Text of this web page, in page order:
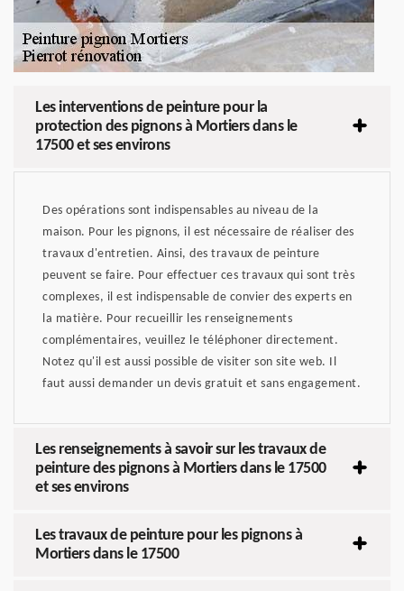
Les interventions de peinture pour la
protection des pignons à Mortiers dans le
17500 et ses environs
Des opérations sont indispensables au niveau de la
maison. Pour les pignons, il est nécessaire de réaliser des
travaux d'entretien. Ainsi, des travaux de peinture
peuvent se faire. Pour effectuer ces travaux qui sont très
complexes, il est indispensable de convier des experts en
la matière. Pour recueillir les renseignements
complémentaires, veuillez le téléphoner directement.
Notez qu'il est aussi possible de visiter son site web. Il
faut aussi demander un devis gratuit et sans engagement.
Les renseignements à savoir sur les travaux de
peinture des pignons à Mortiers dans le 17500
et ses environs
Les travaux de peinture pour les pignons à
Mortiers dans le 17500